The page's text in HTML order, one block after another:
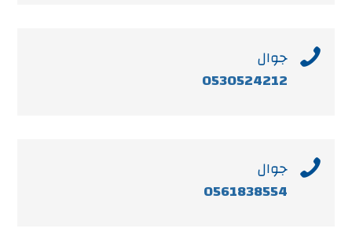
 جوال
0530524212
 جوال
0561838554